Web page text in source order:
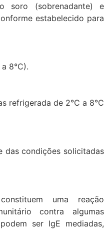
soro (sobrenadante) e
estabelecido para
8°C).
refrigerada de 2°C a 8°C
das condições solicitadas
uma reação
contra algumas
ser IgE mediadas,